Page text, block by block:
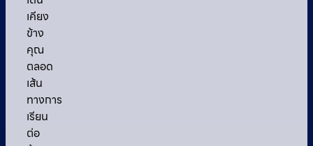
เคียง
ข้าง
คุณ
ตลอด
เส้น
ทางการ
เรียน
ต่อ